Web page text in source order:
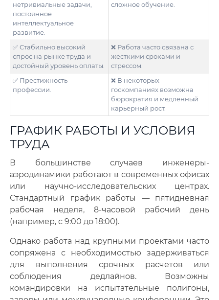
нетривиальные задачи,
постоянное
интеллектуальное
развитие.
сложное обучение.
✅ Стабильно высокий
спрос на рынке труда и
достойный уровень оплаты.
❌ Работа часто связана с
жесткими сроками и
стрессом.
✅ Престижность
профессии.
❌ В некоторых
госкомпаниях возможна
бюрократия и медленный
карьерный рост.
ГРАФИК РАБОТЫ И УСЛОВИЯ
ТРУДА
В большинстве случаев инженеры-
аэродинамики работают в современных офисах
или научно-исследовательских центрах.
Стандартный график работы — пятидневная
рабочая неделя, 8-часовой рабочий день
(например, с 9:00 до 18:00).
Однако работа над крупными проектами часто
сопряжена с необходимостью задерживаться
для выполнения срочных расчетов или
соблюдения дедлайнов. Возможны
командировки на испытательные полигоны,